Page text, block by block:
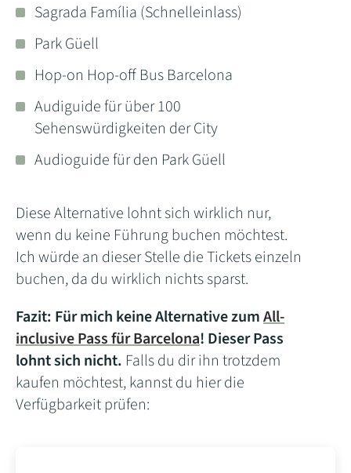
Sagrada Família (Schnelleinlass)
Park Güell
Hop-on Hop-off Bus Barcelona
Audiguide für über 100
Sehenswürdigkeiten der City
Audioguide für den Park Güell
Diese Alternative lohnt sich wirklich nur,
wenn du keine Führung buchen möchtest.
Ich würde an dieser Stelle die Tickets einzeln
buchen, da du wirklich nichts sparst.
Fazit: Für mich keine Alternative zumAll-
inclusive Pass für Barcelona! Dieser Pass
lohnt sich nicht. Falls du dir ihn trotzdem
kaufen möchtest, kannst du hier die
Verfügbarkeit prüfen: